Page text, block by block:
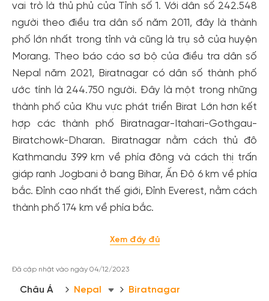
vai trò là thủ phủ của Tỉnh số 1. Với dân số 242.548
người theo điều tra dân số năm 2011, đây là thành
phố lớn nhất trong tỉnh và cũng là trụ sở của huyện
Morang. Theo báo cáo sơ bộ của điều tra dân số
Nepal năm 2021, Biratnagar có dân số thành phố
ước tính là 244.750 người. Đây là một trong những
thành phố của Khu vực phát triển Birat Lớn hơn kết
hợp các thành phố Biratnagar-Itahari-Gothgau-
Biratchowk-Dharan. Biratnagar nằm cách thủ đô
Kathmandu 399 km về phía đông và cách thị trấn
giáp ranh Jogbani ở bang Bihar, Ấn Độ 6 km về phía
bắc. Đỉnh cao nhất thế giới, Đỉnh Everest, nằm cách
thành phố 174 km về phía bắc.
Xem đầy đủ
Đã cập nhật vào ngày 04/12/2023
Châu Á Nepal Biratnagar